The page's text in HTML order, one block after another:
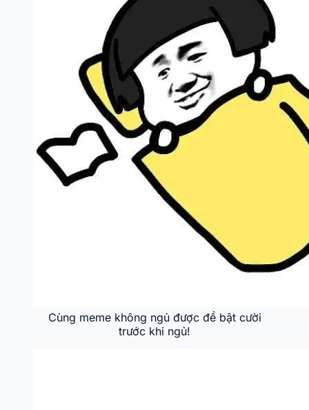
Cùng meme không ngủ được để bật cười
trước khi ngủ!